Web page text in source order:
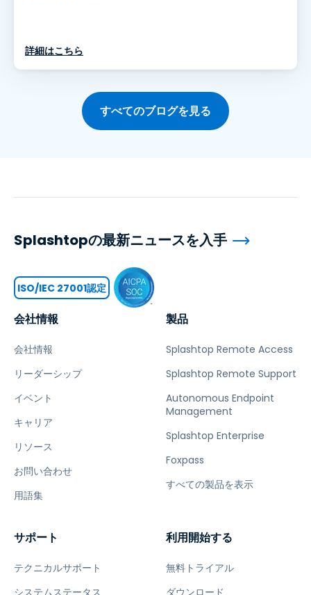
詳細はこちら
すべてのブログを見る
会社情報
会社情報
リーダーシップ
イベント
キャリア
リソース
お問い合わせ
用語集
製品
Splashtop Remote Access
Splashtop Remote Support
Autonomous Endpoint
Management
Splashtop Enterprise
Foxpass
すべての製品を表示
サポート
テクニカルサポート
システムステータス
利用開始する
無料トライアル
ダウンロード
Splashtopの最新ニュースを入手
ISO/IEC 27001認定